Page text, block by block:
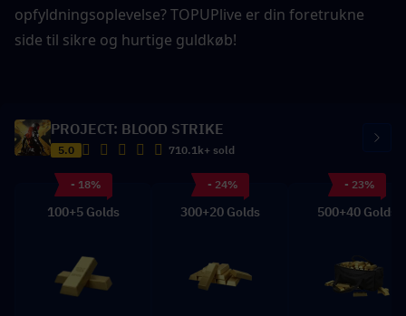
opfyldningsoplevelse? TOPUPlive er din foretrukne
side til sikre og hurtige guldkøb!
PROJECT: BLOOD STRIKE
5.0 710.1k+ sold
- 18%
100+5 Golds
- 24%
300+20 Golds
- 23%
500+40 Golds